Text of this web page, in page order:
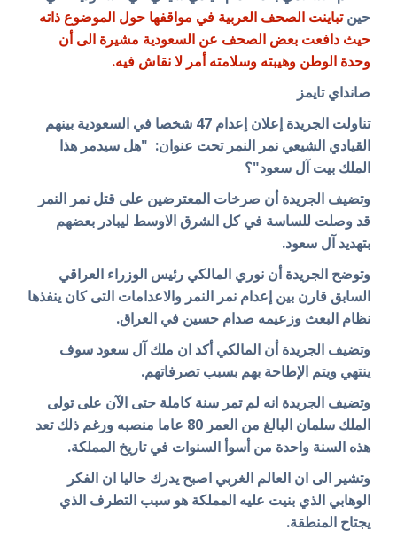
حينتباينت الصحف العربية في مواقفها حول الموضوع ذاته
حيث دافعت بعض الصحف عن السعودية مشيرة الى أن
وحدة الوطن وهيبته وسلامته أمر لا نقاش فيه.
صانداي تايمز
تناولت الجريدة إعلان إعدام 47 شخصا في السعودية بينهم
القيادي الشيعي نمر النمر تحت عنوان: "هل سيدمر هذا
الملك بيت آل سعود"؟
وتضيف الجريدة أن صرخات المعترضين على قتل نمر النمر
قد وصلت للساسة في كل الشرق الاوسط ليبادر بعضهم
بتهديد آل سعود.
وتوضح الجريدة أن نوري المالكي رئيس الوزراء العراقي
السابق قارن بين إعدام نمر النمر والاعدامات التى كان ينفذها
نظام البعث وزعيمه صدام حسين في العراق.
وتضيف الجريدة أن المالكي أكد ان ملك آل سعود سوف
ينتهي ويتم الإطاحة بهم بسبب تصرفاتهم.
وتضيف الجريدة انه لم تمر سنة كاملة حتى الآن على تولى
الملك سلمان البالغ من العمر 80 عاما منصبه ورغم ذلك تعد
هذه السنة واحدة من أسوأ السنوات في تاريخ المملكة.
وتشير الى ان العالم الغربي اصبح يدرك حاليا ان الفكر
الوهابي الذي بنيت عليه المملكة هو سبب التطرف الذي
يجتاح المنطقة.